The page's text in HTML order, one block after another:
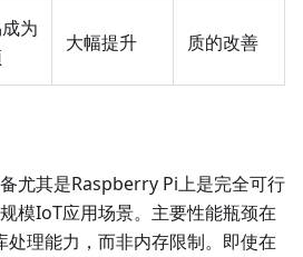
为
大幅提升 质的改善
尤其是Raspberry Pi上是完全可行
模IoT应用场景。主要性能瓶颈在
理能力，而非内存限制。即使在